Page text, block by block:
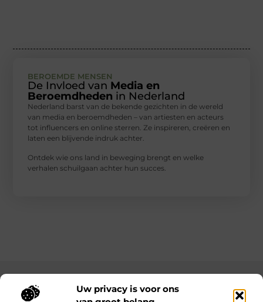
Uw privacy is voor ons
BEROEMDE MENSEN
De Invloed van Media en
Beroemdheden in Nederland
Nederland barst van de bekende gezichten in de wereld
van media en beroemdheden – van artiesten en acteurs
tot influencers en online sterren. Ze inspireren, creëren en
laten een blijvende indruk achter.
Ontdek wie ons land in beweging brengt en welke
verhalen schuilgaan achter hun succes.
Main Links